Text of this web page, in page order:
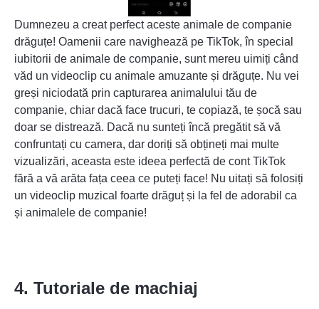
Dumnezeu a creat perfect aceste animale de companie
drăguțe! Oamenii care navighează pe TikTok, în special
iubitorii de animale de companie, sunt mereu uimiți când
văd un videoclip cu animale amuzante și drăguțe. Nu vei
greși niciodată prin capturarea animalului tău de
companie, chiar dacă face trucuri, te copiază, te șocă sau
doar se distrează. Dacă nu sunteți încă pregătit să vă
confruntați cu camera, dar doriți să obțineți mai multe
vizualizări, aceasta este ideea perfectă de cont TikTok
fără a vă arăta fața ceea ce puteți face! Nu uitați să folosiți
un videoclip muzical foarte drăguț și la fel de adorabil ca
și animalele de companie!
4. Tutoriale de machiaj